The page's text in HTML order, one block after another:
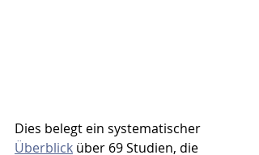
Dies belegt ein systematischer
Überblick über 69 Studien, die